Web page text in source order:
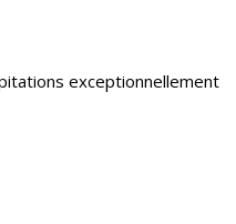
exceptionnellement